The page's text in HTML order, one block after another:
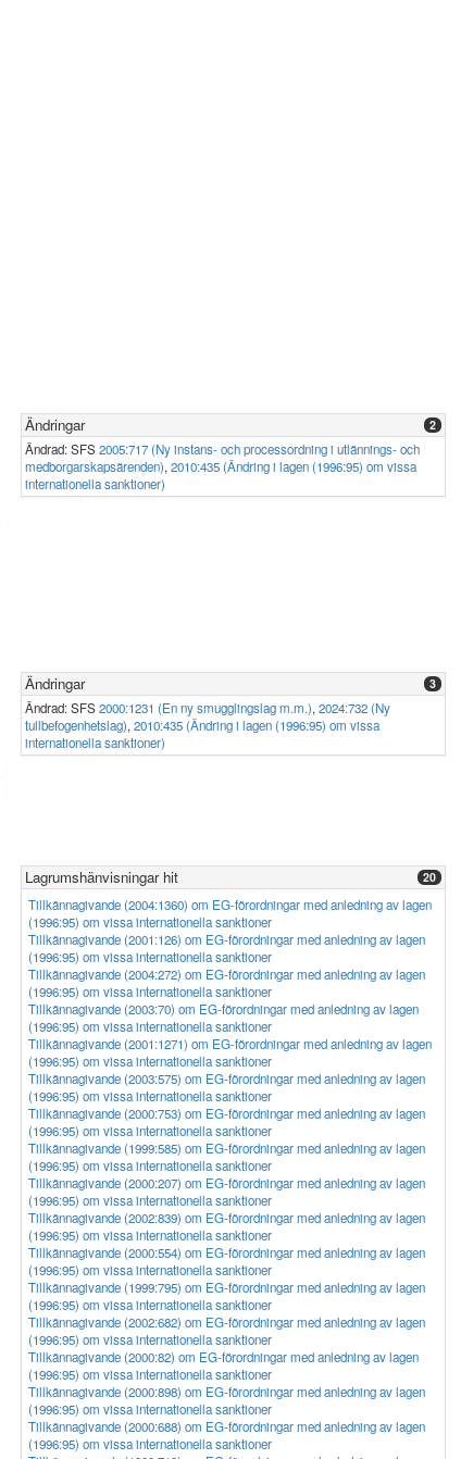
Ändringar 2
Ändrad: SFS2005:717 (Ny instans- och processordning i utlännings- och
medborgarskapsärenden),2010:435 (Ändring i lagen (1996:95) om vissa
internationella sanktioner)
Ändringar 3
Ändrad: SFS2000:1231 (En ny smugglingslag m.m.),2024:732 (Ny
tullbefogenhetslag),2010:435 (Ändring i lagen (1996:95) om vissa
internationella sanktioner)
Lagrumshänvisningar hit 20
Tillkännagivande (2004:1360) om EG-förordningar med anledning av lagen
(1996:95) om vissa internationella sanktioner
Tillkännagivande (2001:126) om EG-förordningar med anledning av lagen
(1996:95) om vissa internationella sanktioner
Tillkännagivande (2004:272) om EG-förordningar med anledning av lagen
(1996:95) om vissa internationella sanktioner
Tillkännagivande (2003:70) om EG-förordningar med anledning av lagen
(1996:95) om vissa internationella sanktioner
Tillkännagivande (2001:1271) om EG-förordningar med anledning av lagen
(1996:95) om vissa internationella sanktioner
Tillkännagivande (2003:575) om EG-förordningar med anledning av lagen
(1996:95) om vissa internationella sanktioner
Tillkännagivande (2000:753) om EG-förordningar med anledning av lagen
(1996:95) om vissa internationella sanktioner
Tillkännagivande (1999:585) om EG-förordningar med anledning av lagen
(1996:95) om vissa internationella sanktioner
Tillkännagivande (2000:207) om EG-förordningar med anledning av lagen
(1996:95) om vissa internationella sanktioner
Tillkännagivande (2002:839) om EG-förordningar med anledning av lagen
(1996:95) om vissa internationella sanktioner
Tillkännagivande (2000:554) om EG-förordningar med anledning av lagen
(1996:95) om vissa internationella sanktioner
Tillkännagivande (1999:795) om EG-förordningar med anledning av lagen
(1996:95) om vissa internationella sanktioner
Tillkännagivande (2002:682) om EG-förordningar med anledning av lagen
(1996:95) om vissa internationella sanktioner
Tillkännagivande (2000:82) om EG-förordningar med anledning av lagen
(1996:95) om vissa internationella sanktioner
Tillkännagivande (2000:898) om EG-förordningar med anledning av lagen
(1996:95) om vissa internationella sanktioner
Tillkännagivande (2000:688) om EG-förordningar med anledning av lagen
(1996:95) om vissa internationella sanktioner